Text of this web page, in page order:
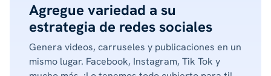
Agregue variedad a su
estrategia de redes sociales
Genera videos, carruseles y publicaciones en un
mismo lugar. Facebook, Instagram, Tik Tok y